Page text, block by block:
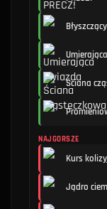
Ściana
NAJGORSZE
Kurs
Jądro